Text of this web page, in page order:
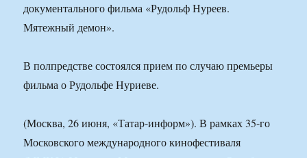
документального фильма «Рудольф Нуреев.
Мятежный демон».
В полпредстве состоялся прием по случаю премьеры
фильма о Рудольфе Нуриеве.
(Москва, 26 июня, «Татар-информ»). В рамках 35-го
Московского международного кинофестиваля